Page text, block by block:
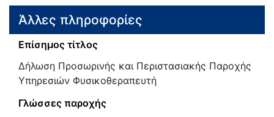
Άλλες πληροφορίες
Επίσημος τίτλος
Δήλωση Προσωρινής και Περιστασιακής Παροχής
Υπηρεσιών Φυσικοθεραπευτή
Γλώσσες παροχής